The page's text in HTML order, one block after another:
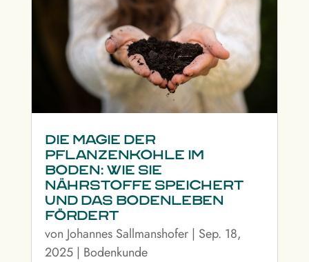
Die Magie der
Pflanzenkohle im
Boden: Wie sie
Nährstoffe speichert
und das Bodenleben
fördert
von Johannes Sallmanshofer| Sep. 18,
2025| Bodenkunde